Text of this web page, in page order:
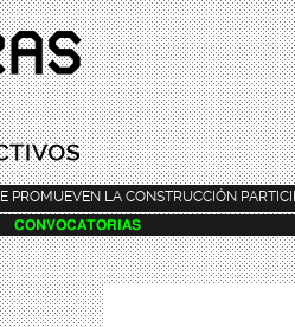
PROMUEVEN LA CONSTRUCCIÓN
CONVOCATORIAS